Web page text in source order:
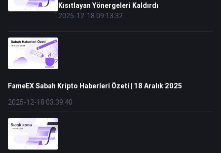
Kısıtlayan Yönergeleri Kaldırdı
2025-12-18 09:13:32
FameEX Sabah Kripto Haberleri Özeti | 18 Aralık 2025
2025-12-18 03:39:40